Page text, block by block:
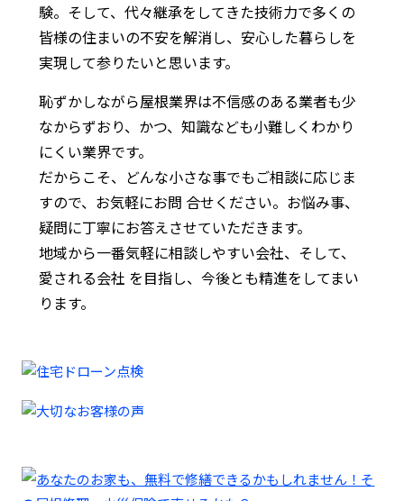
験。そして、代々継承をしてきた技術力で多くの
皆様の住まいの不安を解消し、安心した暮らしを
実現して参りたいと思います。
恥ずかしながら屋根業界は不信感のある業者も少
なからずおり、かつ、知識なども小難しくわかり
にくい業界です。
だからこそ、どんな小さな事でもご相談に応じま
すので、お気軽にお問 合せください。お悩み事、
疑問に丁寧にお答えさせていただきます。
地域から一番気軽に相談しやすい会社、そして、
愛される会社 を目指し、今後とも精進をしてまい
ります。